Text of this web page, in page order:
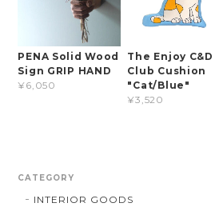
PENA Solid Wood
Sign GRIP HAND
¥6,050
The Enjoy C&D
Club Cushion
"Cat/Blue"
¥3,520
CATEGORY
INTERIOR GOODS